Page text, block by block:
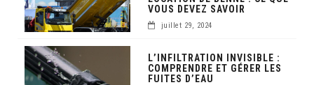
VOUS DEVEZ SAVOIR
juillet 29, 2024
L’INFILTRATION INVISIBLE :
COMPRENDRE ET GÉRER LES
FUITES D’EAU